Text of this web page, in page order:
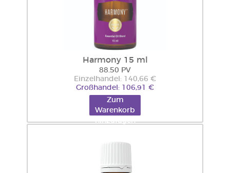
Harmony 15 ml
88.50 PV
Einzelhandel: 140,66 €
Großhandel: 106,91 €
Zum
Warenkorb
hinzufügen